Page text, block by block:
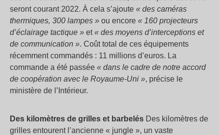
seront courant 2022. À cela s’ajoute « des caméras
thermiques, 300 lampes » ou encore « 160 projecteurs
d’éclairage tactique » et« des moyens d’interceptions et
de communication ». Coût total de ces équipements
récemment commandés : 11 millions d’euros. La
commande a été passée « dans le cadre de notre accord
de coopération avec le Royaume-Uni », précise le
ministère de l’Intérieur.
Des kilomètres de grilles et barbelés Des kilomètres de
grilles entourent l’ancienne « jungle », un vaste